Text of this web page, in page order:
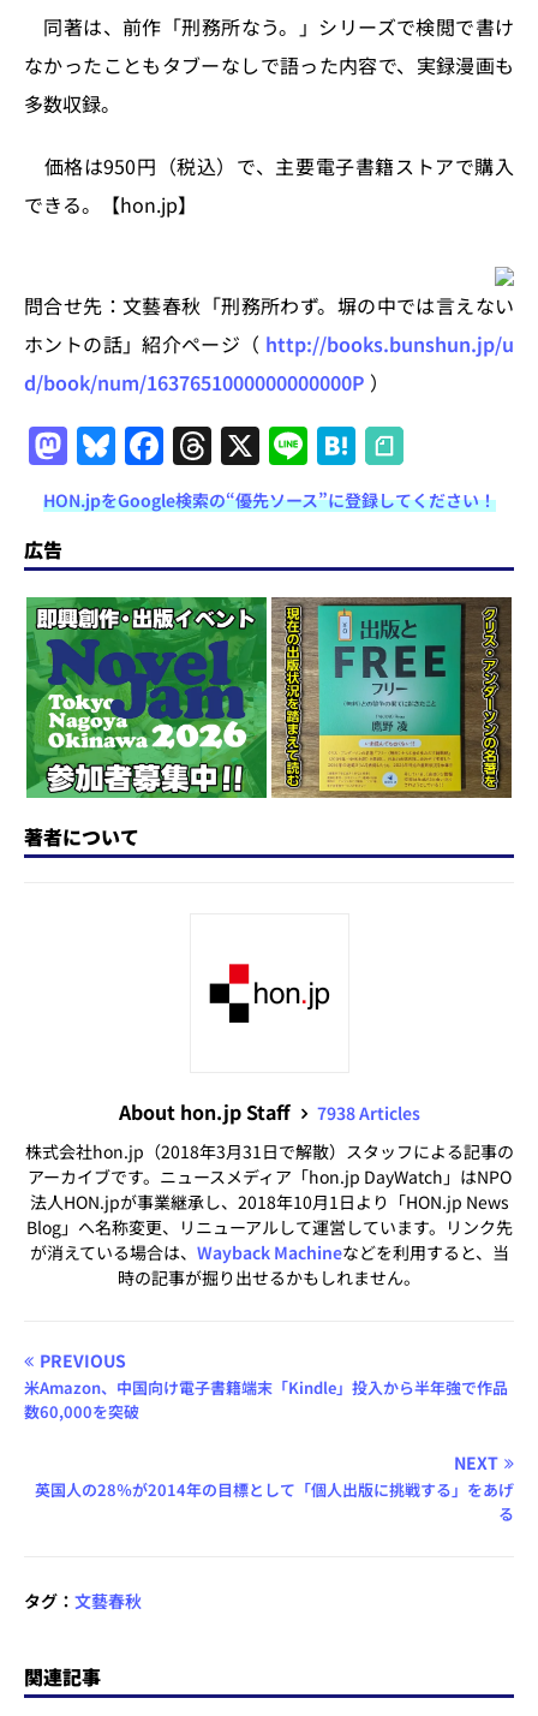
同著は、前作「刑務所なう。」シリーズで検閲で書け
なかったこともタブーなしで語った内容で、実録漫画も
多数収録。
価格は950円（税込）で、主要電子書籍ストアで購入
できる。【hon.jp】
問合せ先：文藝春秋「刑務所わず。塀の中では言えない
ホントの話」紹介ページ（ http://books.bunshun.jp/u
d/book/num/1637651000000000000P ）
M
a
st
o
d
o
n
Bl
u
e
s
k
y
F
a
c
e
b
o
o
k
T
h
re
a
d
s
X Li
n
e
H
at
e
n
a
HON.jpをGoogle検索の“優先ソース”に登録してください！
広告
著者について
About hon.jp Staff
7938 Articles
株式会社hon.jp（2018年3月31日で解散）スタッフによる記事の
アーカイブです。ニュースメディア「hon.jp DayWatch」はNPO
法人HON.jpが事業継承し、2018年10月1日より「HON.jp News
Blog」へ名称変更、リニューアルして運営しています。リンク先
が消えている場合は、 Wayback Machineなどを利用すると、当
時の記事が掘り出せるかもしれません。
PREVIOUS
米Amazon、中国向け電子書籍端末「Kindle」投入から半年強で作品
数60,000を突破
NEXT
英国人の28％が2014年の目標として「個人出版に挑戦する」をあげ
る
タグ： 文藝春秋
関連記事